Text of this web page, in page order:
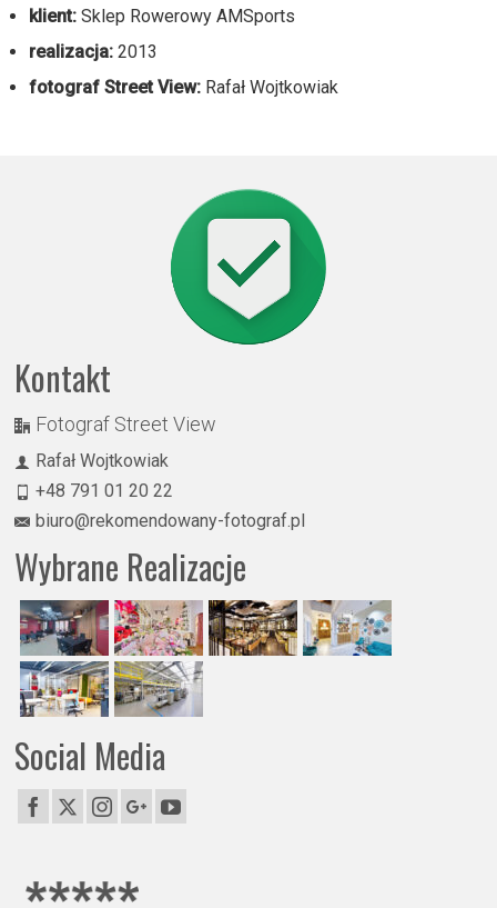
klient: Sklep Rowerowy AMSports
realizacja: 2013
fotograf Street View: Rafał Wojtkowiak
Kontakt
Fotograf Street View
Rafał Wojtkowiak
+48 791 01 20 22
biuro@rekomendowany-fotograf.pl
Wybrane Realizacje
Social Media